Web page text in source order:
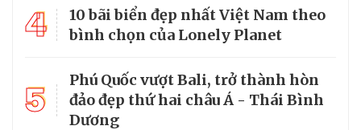
4
10 bãi biển đẹp nhất Việt Nam theo
bình chọn của Lonely Planet
5
Phú Quốc vượt Bali, trở thành hòn
đảo đẹp thứ hai châu Á - Thái Bình
Dương